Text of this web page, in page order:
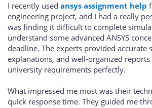
a
r
t
e
r
I recently used ansys assignment help
engineering project, and I had a really
was finding it difficult to complete
understand some advanced ANSYS
deadline. The experts provided accurate
explanations, and well-organized
university requirements perfectly.
What impressed me most was their
quick response time. They guided me